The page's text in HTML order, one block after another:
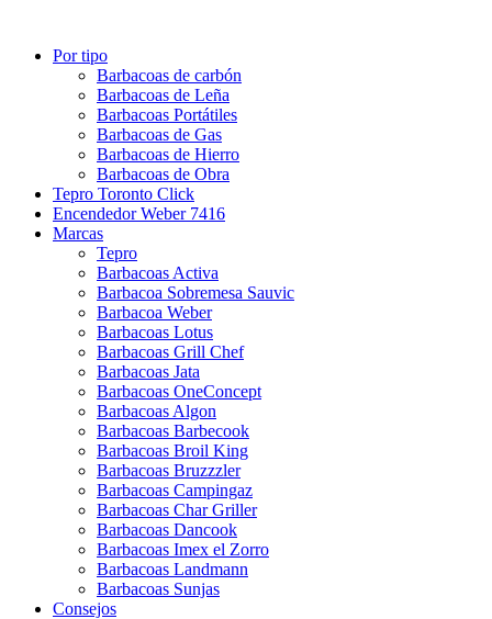
Por tipo
Barbacoas de carbón
Barbacoas de Leña
Barbacoas Portátiles
Barbacoas de Gas
Barbacoas de Hierro
Barbacoas de Obra
Tepro Toronto Click
Encendedor Weber 7416
Marcas
Tepro
Barbacoas Activa
Barbacoa Sobremesa Sauvic
Barbacoa Weber
Barbacoas Lotus
Barbacoas Grill Chef
Barbacoas Jata
Barbacoas OneConcept
Barbacoas Algon
Barbacoas Barbecook
Barbacoas Broil King
Barbacoas Bruzzzler
Barbacoas Campingaz
Barbacoas Char Griller
Barbacoas Dancook
Barbacoas Imex el Zorro
Barbacoas Landmann
Barbacoas Sunjas
Consejos